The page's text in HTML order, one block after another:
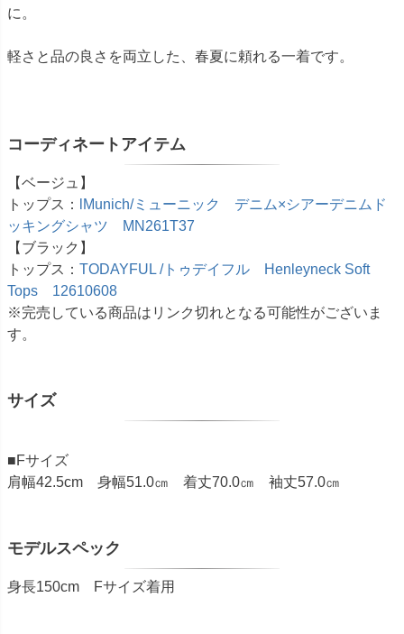
に。
軽さと品の良さを両立した、春夏に頼れる一着です。
コーディネートアイテム
【ベージュ】
トップス：
lMunich/ミューニック デニム×シアーデニムド
ッキングシャツ MN261T37
【ブラック】
トップス： TODAYFUL /トゥデイフル Henleyneck Soft
Tops 12610608
※完売している商品はリンク切れとなる可能性がございま
す。
サイズ
■Fサイズ
肩幅42.5cm 身幅51.0㎝ 着丈70.0㎝ 袖丈57.0㎝
モデルスペック
身長150cm Fサイズ着用